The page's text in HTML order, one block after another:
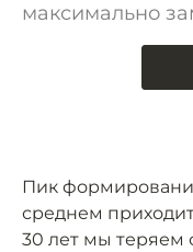
максимально
Пик
среднем
30 лет мы теряем